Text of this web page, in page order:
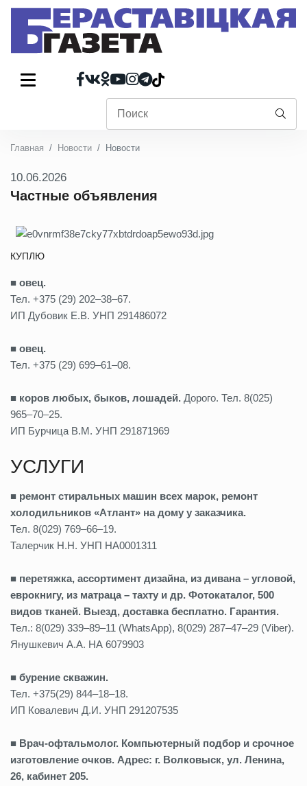
Главная Новости Новости
10.06.2026
Частные объявления
КУПЛЮ
■ овец.
Тел. +375 (29) 202–38–67.
ИП Дубовик Е.В. УНП 291486072
■ овец.
Тел. +375 (29) 699–61–08.
■ коров любых, быков, лошадей. Дорого. Тел. 8(025)
965–70–25.
ИП Бурчица В.М. УНП 291871969
УСЛУГИ
■ ремонт стиральных машин всех марок, ремонт
холодильников «Атлант» на дому у заказчика.
Тел. 8(029) 769–66–19.
Талерчик Н.Н. УНП НА0001311
■ перетяжка, ассортимент дизайна, из дивана – угловой,
еврокнигу, из матраца – тахту и др. Фотокаталог, 500
видов тканей. Выезд, доставка бесплатно. Гарантия.
Тел.: 8(029) 339–89–11 (WhatsApp), 8(029) 287–47–29 (Viber).
Янушкевич А.А. НА 6079903
■ бурение скважин.
Тел. +375(29) 844–18–18.
ИП Ковалевич Д.И. УНП 291207535
■ Врач-офтальмолог. Компьютерный подбор и срочное
изготовление очков. Адрес: г. Волковыск, ул. Ленина,
26, кабинет 205.